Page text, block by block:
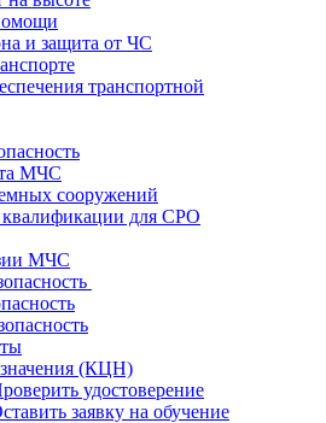
и защита от ЧС
транспортной
МЧС
сооружений
для СРО
МЧС
(КЦН)
удостоверение
заявку на обучение